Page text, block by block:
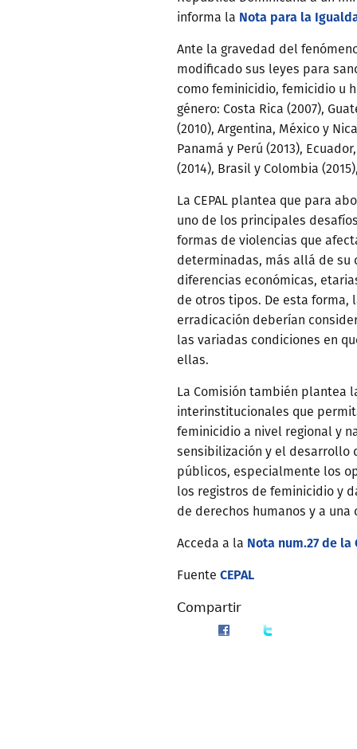
informa la Nota para la
Ante la gravedad del
modificado sus leyes para
como feminicidio, femicidio u
género: Costa Rica (2007),
(2010), Argentina, México y
Panamá y Perú (2013),
(2014), Brasil y Colombia
La CEPAL plantea que para
uno de los principales
formas de violencias que
determinadas, más allá de su
diferencias económicas,
de otros tipos. De esta
erradicación deberían
las variadas condiciones en
ellas.
La Comisión también plantea
interinstitucionales que
feminicidio a nivel regional y
sensibilización y el desarrollo
públicos, especialmente los
los registros de feminicidio y
de derechos humanos y a
Acceda a la Nota num.27 de la
Fuente CEPAL
Compartir